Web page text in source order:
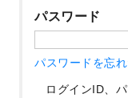
パスワード
パスワードを忘
ログインID、